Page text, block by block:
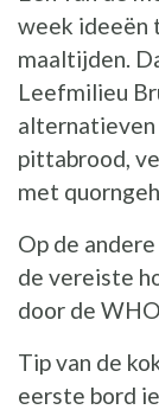
week ideeën
maaltijden.
Leefmilieu
pittabrood,
met
Op de
de vereiste
door de
Tip van de
eerste bord